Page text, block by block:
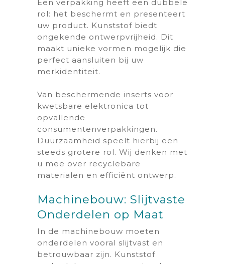
Een verpakking heeft een dubbele
rol: het beschermt en presenteert
uw product. Kunststof biedt
ongekende ontwerpvrijheid. Dit
maakt unieke vormen mogelijk die
perfect aansluiten bij uw
merkidentiteit.
Van beschermende inserts voor
kwetsbare elektronica tot
opvallende
consumentenverpakkingen.
Duurzaamheid speelt hierbij een
steeds grotere rol. Wij denken met
u mee over recyclebare
materialen en efficiënt ontwerp.
Machinebouw: Slijtvaste
Onderdelen op Maat
In de machinebouw moeten
onderdelen vooral slijtvast en
betrouwbaar zijn. Kunststof